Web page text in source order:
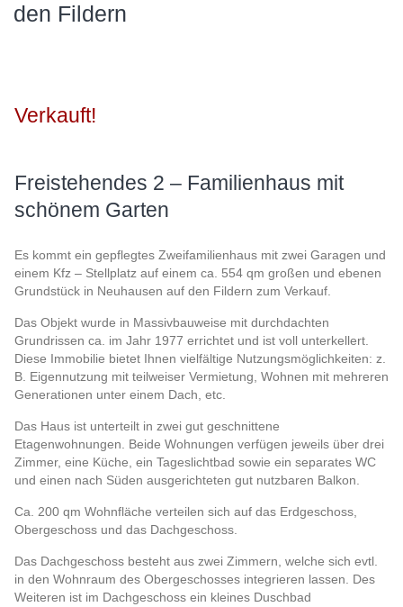
den Fildern
Verkauft!
Freistehendes 2 – Familienhaus mit
schönem Garten
Es kommt ein gepflegtes Zweifamilienhaus mit zwei Garagen und
einem Kfz – Stellplatz auf einem ca. 554 qm großen und ebenen
Grundstück in Neuhausen auf den Fildern zum Verkauf.
Das Objekt wurde in Massivbauweise mit durchdachten
Grundrissen ca. im Jahr 1977 errichtet und ist voll unterkellert.
Diese Immobilie bietet Ihnen vielfältige Nutzungsmöglichkeiten: z.
B. Eigennutzung mit teilweiser Vermietung, Wohnen mit mehreren
Generationen unter einem Dach, etc.
Das Haus ist unterteilt in zwei gut geschnittene
Etagenwohnungen. Beide Wohnungen verfügen jeweils über drei
Zimmer, eine Küche, ein Tageslichtbad sowie ein separates WC
und einen nach Süden ausgerichteten gut nutzbaren Balkon.
Ca. 200 qm Wohnfläche verteilen sich auf das Erdgeschoss,
Obergeschoss und das Dachgeschoss.
Das Dachgeschoss besteht aus zwei Zimmern, welche sich evtl.
in den Wohnraum des Obergeschosses integrieren lassen. Des
Weiteren ist im Dachgeschoss ein kleines Duschbad